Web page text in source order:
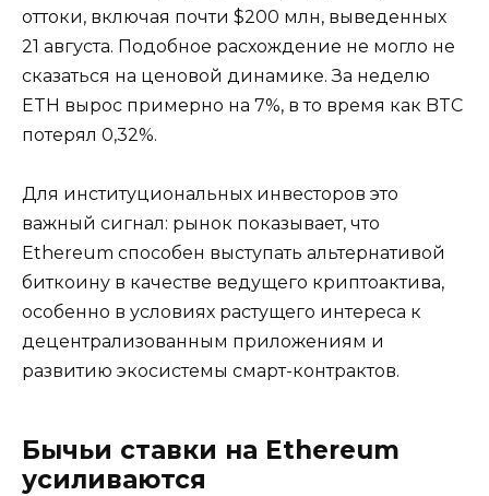
оттоки, включая почти $200 млн, выведенных
21 августа. Подобное расхождение не могло не
сказаться на ценовой динамике. За неделю
ETH вырос примерно на 7%, в то время как BTC
потерял 0,32%.
Для институциональных инвесторов это
важный сигнал: рынок показывает, что
Ethereum способен выступать альтернативой
биткоину в качестве ведущего криптоактива,
особенно в условиях растущего интереса к
децентрализованным приложениям и
развитию экосистемы смарт-контрактов.
Бычьи ставки на Ethereum
усиливаются